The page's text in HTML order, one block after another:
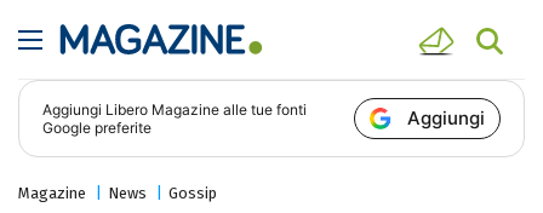
Aggiungi Libero Magazine alle tue fonti
Google preferite
Aggiungi
Magazine News Gossip